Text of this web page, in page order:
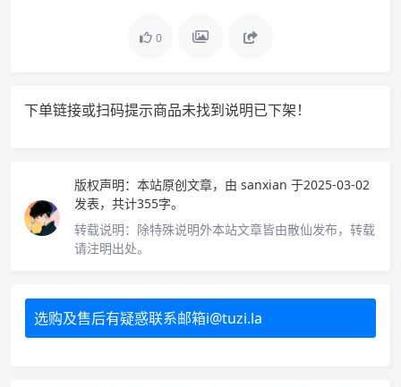
0
下单链接或扫码提示商品未找到说明已下架！
版权声明： 本站原创文章，由 sanxian 于2025-03-02
发表，共计355字。
转载说明： 除特殊说明外本站文章皆由散仙发布，转载
请注明出处。
选购及售后有疑惑联系邮箱i@tuzi.la